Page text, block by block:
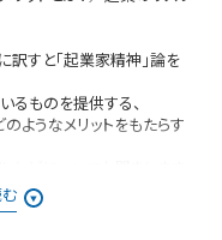
訳すと「起業家精神」論を
るものを提供する、
ようなメリットをもたらす
ない問い」「まだ名のな